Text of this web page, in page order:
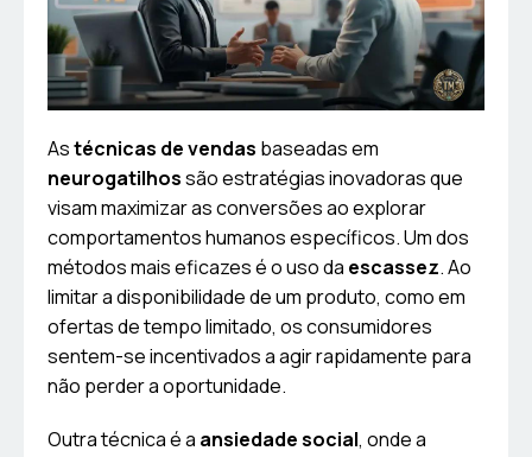
Astécnicas de vendas baseadas em
neurogatilhossão estratégias inovadoras que
visam maximizar as conversões ao explorar
comportamentos humanos específicos. Um dos
métodos mais eficazes é o uso da escassez. Ao
limitar a disponibilidade de um produto, como em
ofertas de tempo limitado, os consumidores
sentem-se incentivados a agir rapidamente para
não perder a oportunidade.
Outra técnica é a ansiedade social, onde a